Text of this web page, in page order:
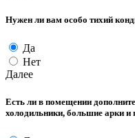
Нужен ли вам особо тихий
Да
Нет
Далее
Есть ли в помещении
холодильники, большие арки